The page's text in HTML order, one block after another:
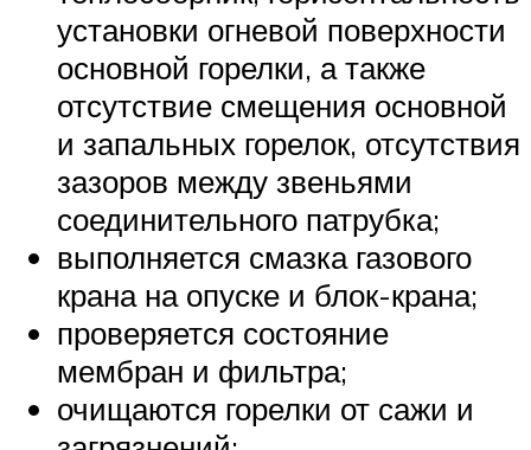
установки огневой поверхности
основной горелки, а также
отсутствие смещения основной
и запальных горелок, отсутствия
зазоров между звеньями
соединительного патрубка;
выполняется смазка газового
крана на опуске и блок-крана;
проверяется состояние
мембран и фильтра;
очищаются горелки от сажи и